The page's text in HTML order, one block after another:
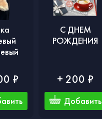
₽
С ДНЕМ
РОЖДЕНИЯ
+ 200 ₽
Добавить